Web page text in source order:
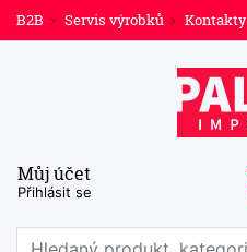
B2B Servis výrobků Kontakty
Můj účet
Přihlásit se
Prohledat web